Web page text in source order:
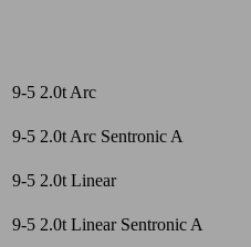
9-5 2.0t Arc
9-5 2.0t Arc Sentronic A
9-5 2.0t Linear
9-5 2.0t Linear Sentronic A